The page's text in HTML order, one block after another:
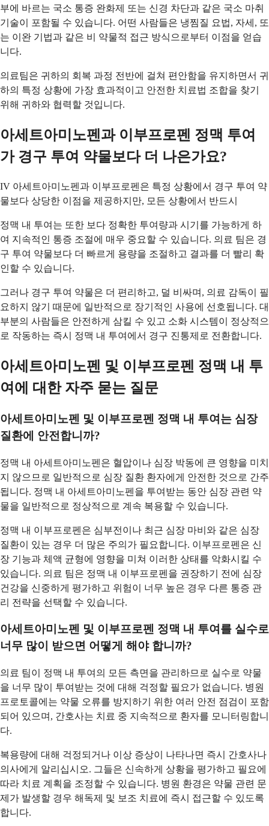
부에 바르는 국소 통증 완화제 또는 신경 차단과 같은 국소 마취
기술이 포함될 수 있습니다. 어떤 사람들은 냉찜질 요법, 자세, 또
는 이완 기법과 같은 비 약물적 접근 방식으로부터 이점을 얻습
니다.
의료팀은 귀하의 회복 과정 전반에 걸쳐 편안함을 유지하면서 귀
하의 특정 상황에 가장 효과적이고 안전한 치료법 조합을 찾기
위해 귀하와 협력할 것입니다.
아세트아미노펜과 이부프로펜 정맥 투여
가 경구 투여 약물보다 더 나은가요?
IV 아세트아미노펜과 이부프로펜은 특정 상황에서 경구 투여 약
물보다 상당한 이점을 제공하지만, 모든 상황에서 반드시
정맥 내 투여는 또한 보다 정확한 투여량과 시기를 가능하게 하
여 지속적인 통증 조절에 매우 중요할 수 있습니다. 의료 팀은 경
구 투여 약물보다 더 빠르게 용량을 조절하고 결과를 더 빨리 확
인할 수 있습니다.
그러나 경구 투여 약물은 더 편리하고, 덜 비싸며, 의료 감독이 필
요하지 않기 때문에 일반적으로 장기적인 사용에 선호됩니다. 대
부분의 사람들은 안전하게 삼킬 수 있고 소화 시스템이 정상적으
로 작동하는 즉시 정맥 내 투여에서 경구 진통제로 전환합니다.
아세트아미노펜 및 이부프로펜 정맥 내 투
여에 대한 자주 묻는 질문
아세트아미노펜 및 이부프로펜 정맥 내 투여는 심장
질환에 안전합니까?
정맥 내 아세트아미노펜은 혈압이나 심장 박동에 큰 영향을 미치
지 않으므로 일반적으로 심장 질환 환자에게 안전한 것으로 간주
됩니다. 정맥 내 아세트아미노펜을 투여받는 동안 심장 관련 약
물을 일반적으로 정상적으로 계속 복용할 수 있습니다.
정맥 내 이부프로펜은 심부전이나 최근 심장 마비와 같은 심장
질환이 있는 경우 더 많은 주의가 필요합니다. 이부프로펜은 신
장 기능과 체액 균형에 영향을 미쳐 이러한 상태를 악화시킬 수
있습니다. 의료 팀은 정맥 내 이부프로펜을 권장하기 전에 심장
건강을 신중하게 평가하고 위험이 너무 높은 경우 다른 통증 관
리 전략을 선택할 수 있습니다.
아세트아미노펜 및 이부프로펜 정맥 내 투여를 실수로
너무 많이 받으면 어떻게 해야 합니까?
의료 팀이 정맥 내 투여의 모든 측면을 관리하므로 실수로 약물
을 너무 많이 투여받는 것에 대해 걱정할 필요가 없습니다. 병원
프로토콜에는 약물 오류를 방지하기 위한 여러 안전 점검이 포함
되어 있으며, 간호사는 치료 중 지속적으로 환자를 모니터링합니
다.
복용량에 대해 걱정되거나 이상 증상이 나타나면 즉시 간호사나
의사에게 알리십시오. 그들은 신속하게 상황을 평가하고 필요에
따라 치료 계획을 조정할 수 있습니다. 병원 환경은 약물 관련 문
제가 발생할 경우 해독제 및 보조 치료에 즉시 접근할 수 있도록
합니다.